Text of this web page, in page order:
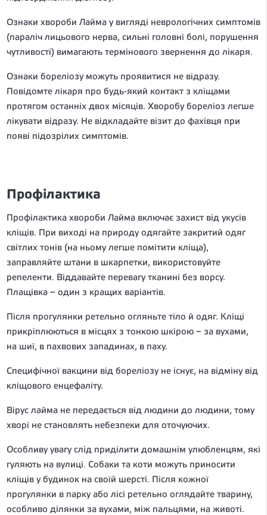
Ознаки хвороби Лайма у вигляді неврологічних симптомів
(параліч лицьового нерва, сильні головні болі, порушення
чутливості) вимагають термінового звернення до лікаря.
Ознаки бореліозу можуть проявитися не відразу.
Повідомте лікаря про будь-який контакт з кліщами
протягом останніх двох місяців. Хворобу бореліоз легше
лікувати відразу. Не відкладайте візит до фахівця при
появі підозрілих симптомів.
Профілактика
Профілактика хвороби Лайма включає захист від укусів
кліщів. При виході на природу одягайте закритий одяг
світлих тонів (на ньому легше помітити кліща),
заправляйте штани в шкарпетки, використовуйте
репеленти. Віддавайте перевагу тканині без ворсу.
Плащівка – один з кращих варіантів.
Після прогулянки ретельно огляньте тіло й одяг. Кліщі
прикріплюються в місцях з тонкою шкірою – за вухами,
на шиї, в пахвових западинах, в паху.
Специфічної вакцини від бореліозу не існує, на відміну від
кліщового енцефаліту.
Вірус лайма не передається від людини до людини, тому
хворі не становлять небезпеки для оточуючих.
Особливу увагу слід приділити домашнім улюбленцям, які
гуляють на вулиці. Собаки та коти можуть приносити
кліщів у будинок на своїй шерсті. Після кожної
прогулянки в парку або лісі ретельно оглядайте тварину,
особливо ділянки за вухами, між пальцями, на животі.